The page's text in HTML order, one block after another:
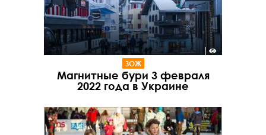
ЗОЖ
Магнитные бури 3 февраля
2022 года в Украине